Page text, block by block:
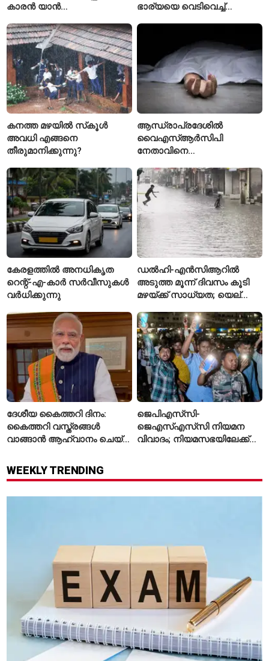
കാരൻ യാൻ
സ്വന്തമാക്കി സ്പാനിഷ്
വമ്പന്മാർ
ഭാര്യയെ വെടിവെച്ച്
കൊലപാതകം
കനത്ത മഴയിൽ സ്‌കൂൾ
അവധി എങ്ങനെ
തീരുമാനിക്കുന്നു?
ആന്ധ്രാപ്രദേശിൽ
വൈഎസ്ആർസിപി
നേതാവിനെ
അന്വേഷണം ആരംഭിച്ച്
പൊലീസ്
കേരളത്തിൽ അനധികൃത
റെന്റ്-എ-കാർ സർവീസുകൾ
വർധിക്കുന്നു
ഡൽഹി-എൻസിആറിൽ
അടുത്ത മൂന്ന് ദിവസം കൂടി
മഴയ്ക്ക് സാധ്യത; യെല്ലോ
ഐഎംഡി
ദേശീയ കൈത്തറി ദിനം:
കൈത്തറി വസ്ത്രങ്ങൾ
വാങ്ങാൻ ആഹ്വാനം ചെയ്ത്
ജെപിഎസ്‌സി-
ജെഎസ്എസ്‌സി നിയമന
വിവാദം; നിയമസഭയിലേക്ക്
WEEKLY TRENDING